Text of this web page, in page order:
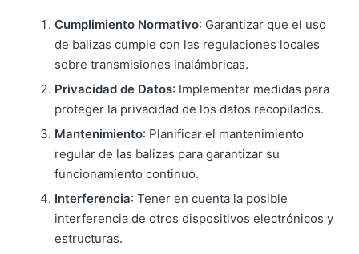
Cumplimiento Normativo: Garantizar que el uso
de balizas cumple con las regulaciones locales
sobre transmisiones inalámbricas.
Privacidad de Datos: Implementar medidas para
proteger la privacidad de los datos recopilados.
Mantenimiento: Planificar el mantenimiento
regular de las balizas para garantizar su
funcionamiento continuo.
Interferencia: Tener en cuenta la posible
interferencia de otros dispositivos electrónicos y
estructuras.